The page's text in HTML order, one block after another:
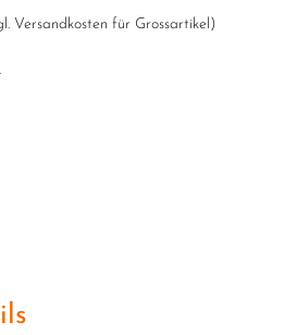
Versandkosten für Grossartikel )